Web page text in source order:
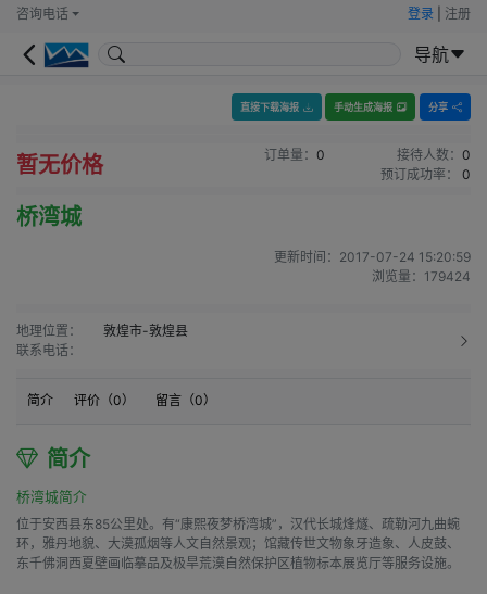
咨询电话 登录 注册
导航
直接下载海报 手动生成海报 分享
暂无价格 订单量： 0 接待人数： 0
预订成功率：
0
桥湾城
更新时间： 2017-07-24 15:20:59
浏览量： 179424
地理位置：
敦煌市-敦煌县
联系电话：
简介 评价（0） 留言（0）
简介
桥湾城简介
位于安西县东85公里处。有“康熙夜梦桥湾城”，汉代长城烽燧、疏勒河九曲蜿
环，雅丹地貌、大漠孤烟等人文自然景观；馆藏传世文物象牙造象、人皮鼓、
东千佛洞西夏壁画临摹品及极旱荒漠自然保护区植物标本展览厅等服务设施。